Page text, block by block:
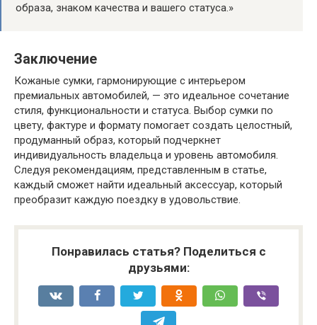
образа, знаком качества и вашего статуса.»
Заключение
Кожаные сумки, гармонирующие с интерьером
премиальных автомобилей, — это идеальное сочетание
стиля, функциональности и статуса. Выбор сумки по
цвету, фактуре и формату помогает создать целостный,
продуманный образ, который подчеркнет
индивидуальность владельца и уровень автомобиля.
Следуя рекомендациям, представленным в статье,
каждый сможет найти идеальный аксессуар, который
преобразит каждую поездку в удовольствие.
Понравилась статья? Поделиться с
друзьями: